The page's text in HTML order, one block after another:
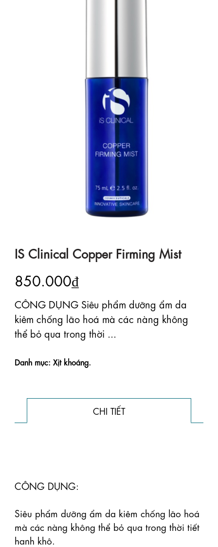
IS Clinical Copper Firming Mist
850.000₫
CÔNG DỤNG Siêu phẩm dưỡng ẩm da
kiêm chống lão hoá mà các nàng không
thể bỏ qua trong thời ...
Danh mục: Xịt khoáng.
CHI TIẾT
CÔNG DỤNG:
Siêu phẩm dưỡng ẩm da kiêm chống lão hoá
mà các nàng không thể bỏ qua trong thời tiết
hanh khô.